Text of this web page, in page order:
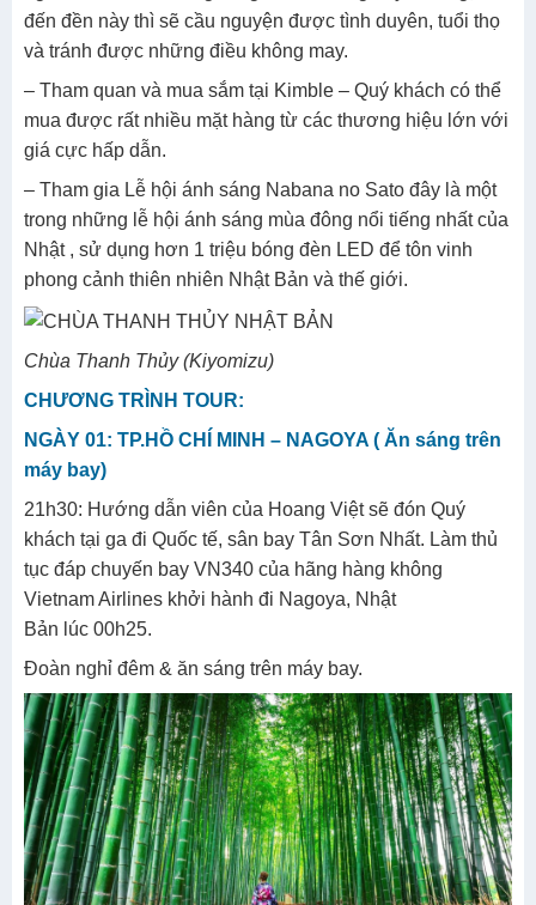
đến đền này thì sẽ cầu nguyện được tình duyên, tuổi thọ
và tránh được những điều không may.
– Tham quan và mua sắm tại Kimble – Quý khách có thể
mua được rất nhiều mặt hàng từ các thương hiệu lớn với
giá cực hấp dẫn.
– Tham gia Lễ hội ánh sáng Nabana no Sato đây là một
trong những lễ hội ánh sáng mùa đông nổi tiếng nhất của
Nhật , sử dụng hơn 1 triệu bóng đèn LED để tôn vinh
phong cảnh thiên nhiên Nhật Bản và thế giới.
Chùa Thanh Thủy (Kiyomizu)
CHƯƠNG TRÌNH TOUR:
NGÀY 01: TP.HỒ CHÍ MINH – NAGOYA ( Ăn sáng trên
máy bay)
21h30: Hướng dẫn viên của Hoang Việt sẽ đón Quý
khách tại ga đi Quốc tế, sân bay Tân Sơn Nhất. Làm thủ
tục đáp chuyến bay VN340 của hãng hàng không
Vietnam Airlines khởi hành đi Nagoya, Nhật
Bản lúc 00h25.
Đoàn nghỉ đêm & ăn sáng trên máy bay.